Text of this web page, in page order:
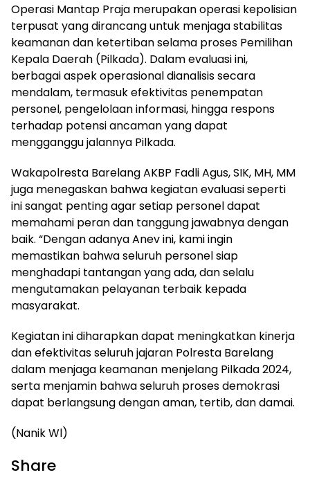
Operasi Mantap Praja merupakan operasi kepolisian
terpusat yang dirancang untuk menjaga stabilitas
keamanan dan ketertiban selama proses Pemilihan
Kepala Daerah (Pilkada). Dalam evaluasi ini,
berbagai aspek operasional dianalisis secara
mendalam, termasuk efektivitas penempatan
personel, pengelolaan informasi, hingga respons
terhadap potensi ancaman yang dapat
mengganggu jalannya Pilkada.
Wakapolresta Barelang AKBP Fadli Agus, SIK, MH, MM
juga menegaskan bahwa kegiatan evaluasi seperti
ini sangat penting agar setiap personel dapat
memahami peran dan tanggung jawabnya dengan
baik. “Dengan adanya Anev ini, kami ingin
memastikan bahwa seluruh personel siap
menghadapi tantangan yang ada, dan selalu
mengutamakan pelayanan terbaik kepada
masyarakat.
Kegiatan ini diharapkan dapat meningkatkan kinerja
dan efektivitas seluruh jajaran Polresta Barelang
dalam menjaga keamanan menjelang Pilkada 2024,
serta menjamin bahwa seluruh proses demokrasi
dapat berlangsung dengan aman, tertib, dan damai.
(Nanik Wl)
Share